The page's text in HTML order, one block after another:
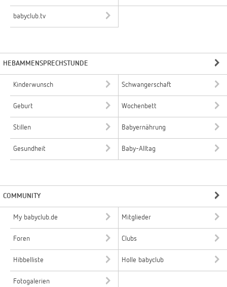
babyclub.tv
HEBAMMENSPRECHSTUNDE
Kinderwunsch Schwangerschaft
Geburt Wochenbett
Stillen Babyernährung
Gesundheit Baby-Alltag
COMMUNITY
My babyclub.de Mitglieder
Foren Clubs
Hibbelliste Holle babyclub
Fotogalerien